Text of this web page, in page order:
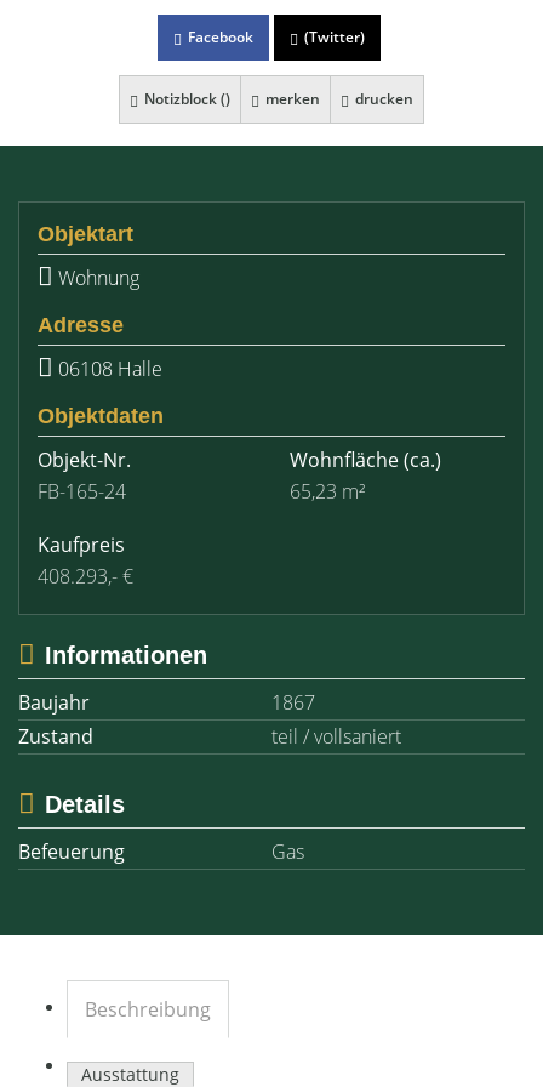
Facebook (Twitter)
Notizblock () merken drucken
Objektart
Wohnung
Adresse
06108 Halle
Objektdaten
Objekt-Nr.
FB-165-24
Wohnfläche(ca.)
65,23 m²
Kaufpreis
408.293,- €
Informationen
Baujahr
1867
Zustand
teil / vollsaniert
Details
Befeuerung
Gas
Beschreibung
Ausstattung